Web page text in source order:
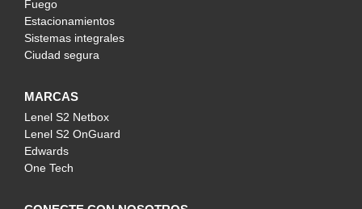
Fuego
Estacionamientos
Sistemas integrales
Ciudad segura
MARCAS
Lenel S2 Netbox
Lenel S2 OnGuard
Edwards
One Tech